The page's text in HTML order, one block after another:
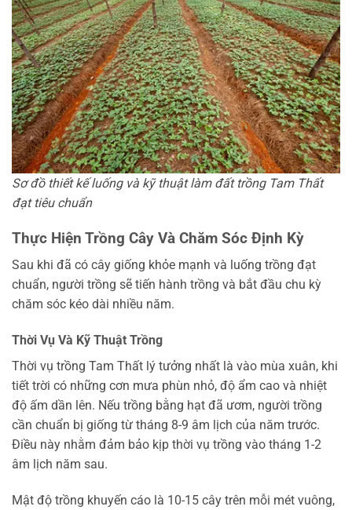
Sơ đồ thiết kế luống và kỹ thuật làm đất trồng Tam Thất
đạt tiêu chuẩn
Thực Hiện Trồng Cây Và Chăm Sóc Định Kỳ
Sau khi đã có cây giống khỏe mạnh và luống trồng đạt
chuẩn, người trồng sẽ tiến hành trồng và bắt đầu chu kỳ
chăm sóc kéo dài nhiều năm.
Thời Vụ Và Kỹ Thuật Trồng
Thời vụ trồng Tam Thất lý tưởng nhất là vào mùa xuân, khi
tiết trời có những cơn mưa phùn nhỏ, độ ẩm cao và nhiệt
độ ấm dần lên. Nếu trồng bằng hạt đã ươm, người trồng
cần chuẩn bị giống từ tháng 8-9 âm lịch của năm trước.
Điều này nhằm đảm bảo kịp thời vụ trồng vào tháng 1-2
âm lịch năm sau.
Mật độ trồng khuyến cáo là 10-15 cây trên mỗi mét vuông,